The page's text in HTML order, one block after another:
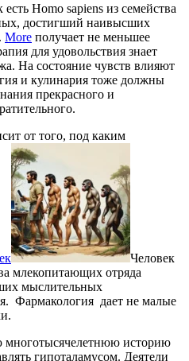
есть Homo sapiens из семейства
достигший наивысших
More получает не меньшее
для удовольствия знает
На состояние чувств влияют
и кулинария тоже должны
прекрасного и
от того, под каким
Человек
млекопитающих отряда
мыслительных
Фармакология дает не малые
многотысячелетнюю историю
гипоталамусом. Деятели